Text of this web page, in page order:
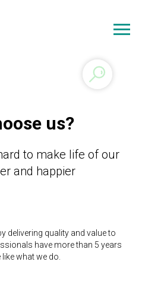
us?
to make life of our
and happier
delivering quality and value to
have more than 5 years
what we do.